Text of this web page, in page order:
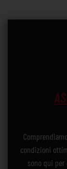
condizioni
sono qui